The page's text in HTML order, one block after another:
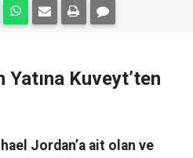
Yatına Kuveyt’ten
Jordan’a ait olan ve